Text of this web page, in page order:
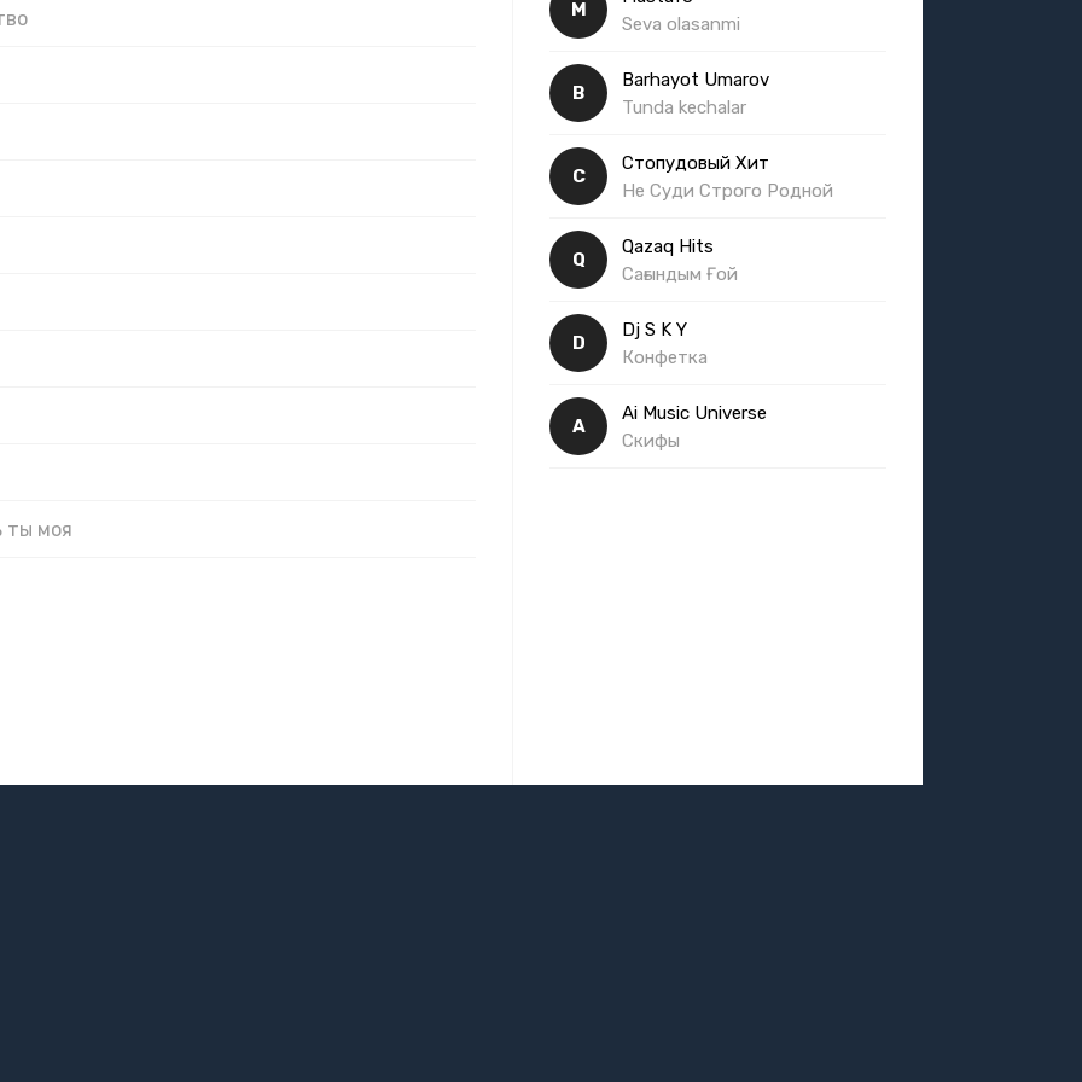
ты моя
M
Seva olasanmi
B
Barhayot Umarov
Tunda kechalar
С
Стопудовый Хит
Не Суди Строго Родной
Q
Qazaq Hits
Сағындым Ғой
D
Dj S K Y
Конфетка
A
Ai Music Universe
Скифы